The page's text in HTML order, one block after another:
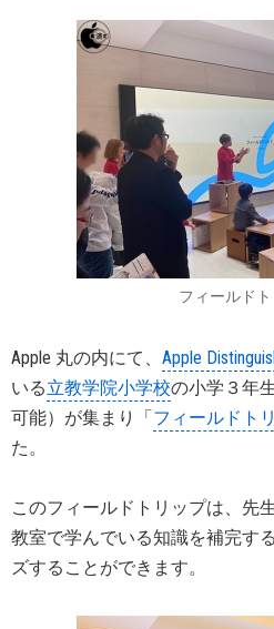
フィールド
Apple 丸の内にて、 Apple
いる立教学院小学校の小学３年
可能）が集まり「フィールドト
た。
このフィールドトリップは、先
教室で学んでいる知識を補完す
ズすることができます。